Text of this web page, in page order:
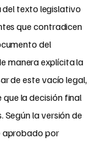
del texto legislativo
que contradicen
del
manera explícita la
de este vacío legal,
la decisión final
la versión de
aprobado por